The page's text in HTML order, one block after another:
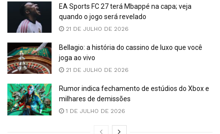
EA Sports FC 27 terá Mbappé na capa; veja
quando o jogo será revelado
21 DE JULHO DE 2026
Bellagio: a história do cassino de luxo que você
joga ao vivo
21 DE JULHO DE 2026
Rumor indica fechamento de estúdios do Xbox e
milhares de demissões
1 DE JULHO DE 2026